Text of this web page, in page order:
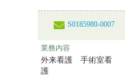
S0185980-0007
業務内容
外来看護 手術室看
護